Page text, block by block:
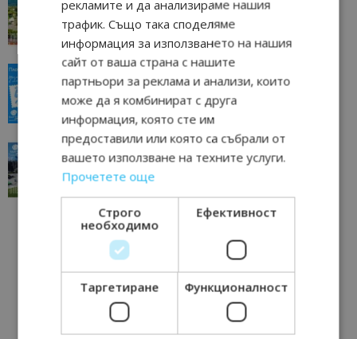
отвъд очакваното
Петрич 11/07/2026 11:22
“Пощенска картичка от…”: Пловдив, градът на
всички времена
Пловдив 23/06/2026 10:00
“Пощенска картичка от…”: Перник – град на
традициите, културата и вдъхновяващите...
Перник 17/06/2026 09:01
рекламите и да анализираме нашия
трафик. Също така споделяме
информация за използването на нашия
сайт от ваша страна с нашите
партньори за реклама и анализи, които
може да я комбинират с друга
информация, която сте им
предоставили или която са събрали от
вашето използване на техните услуги.
Прочетете още
Строго
необходимо
Ефективност
Таргетиране Функционалност